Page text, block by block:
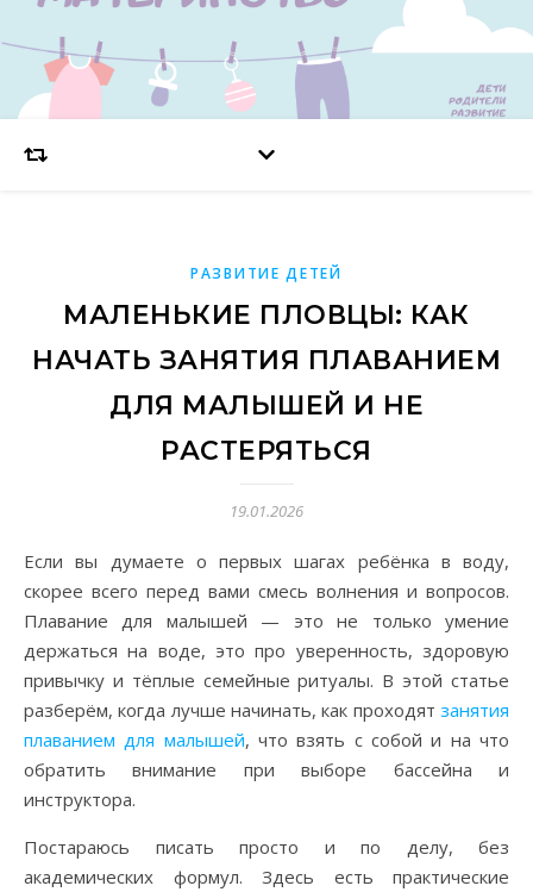
РАЗВИТИЕ ДЕТЕЙ
МАЛЕНЬКИЕ ПЛОВЦЫ: КАК
НАЧАТЬ ЗАНЯТИЯ ПЛАВАНИЕМ
ДЛЯ МАЛЫШЕЙ И НЕ
РАСТЕРЯТЬСЯ
19.01.2026
Если вы думаете о первых шагах ребёнка в воду,
скорее всего перед вами смесь волнения и вопросов.
Плавание для малышей — это не только умение
держаться на воде, это про уверенность, здоровую
привычку и тёплые семейные ритуалы. В этой статье
разберём, когда лучше начинать, как проходят занятия
плаванием для малышей, что взять с собой и на что
обратить внимание при выборе бассейна и
инструктора.
Постараюсь писать просто и по делу, без
академических формул. Здесь есть практические